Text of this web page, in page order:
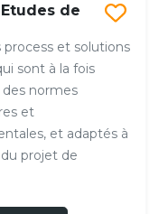
de
process et solutions
sont à la fois
normes
et
et adaptés à
projet de